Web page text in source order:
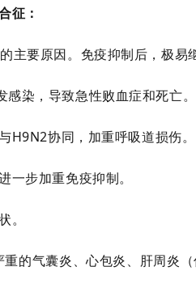
征：
主要原因。免疫抑制后，极易
感染，导致急性败血症和死亡。
H9N2协同，加重呼吸道损伤。
一步加重免疫抑制。
。
重的气囊炎、心包炎、肝周炎